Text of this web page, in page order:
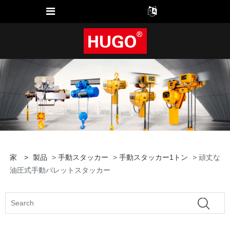
家 > 製品 > 手動スタッカー > 手動スタッカー1トン
> 頑丈な
油圧式手動パレットスタッカー